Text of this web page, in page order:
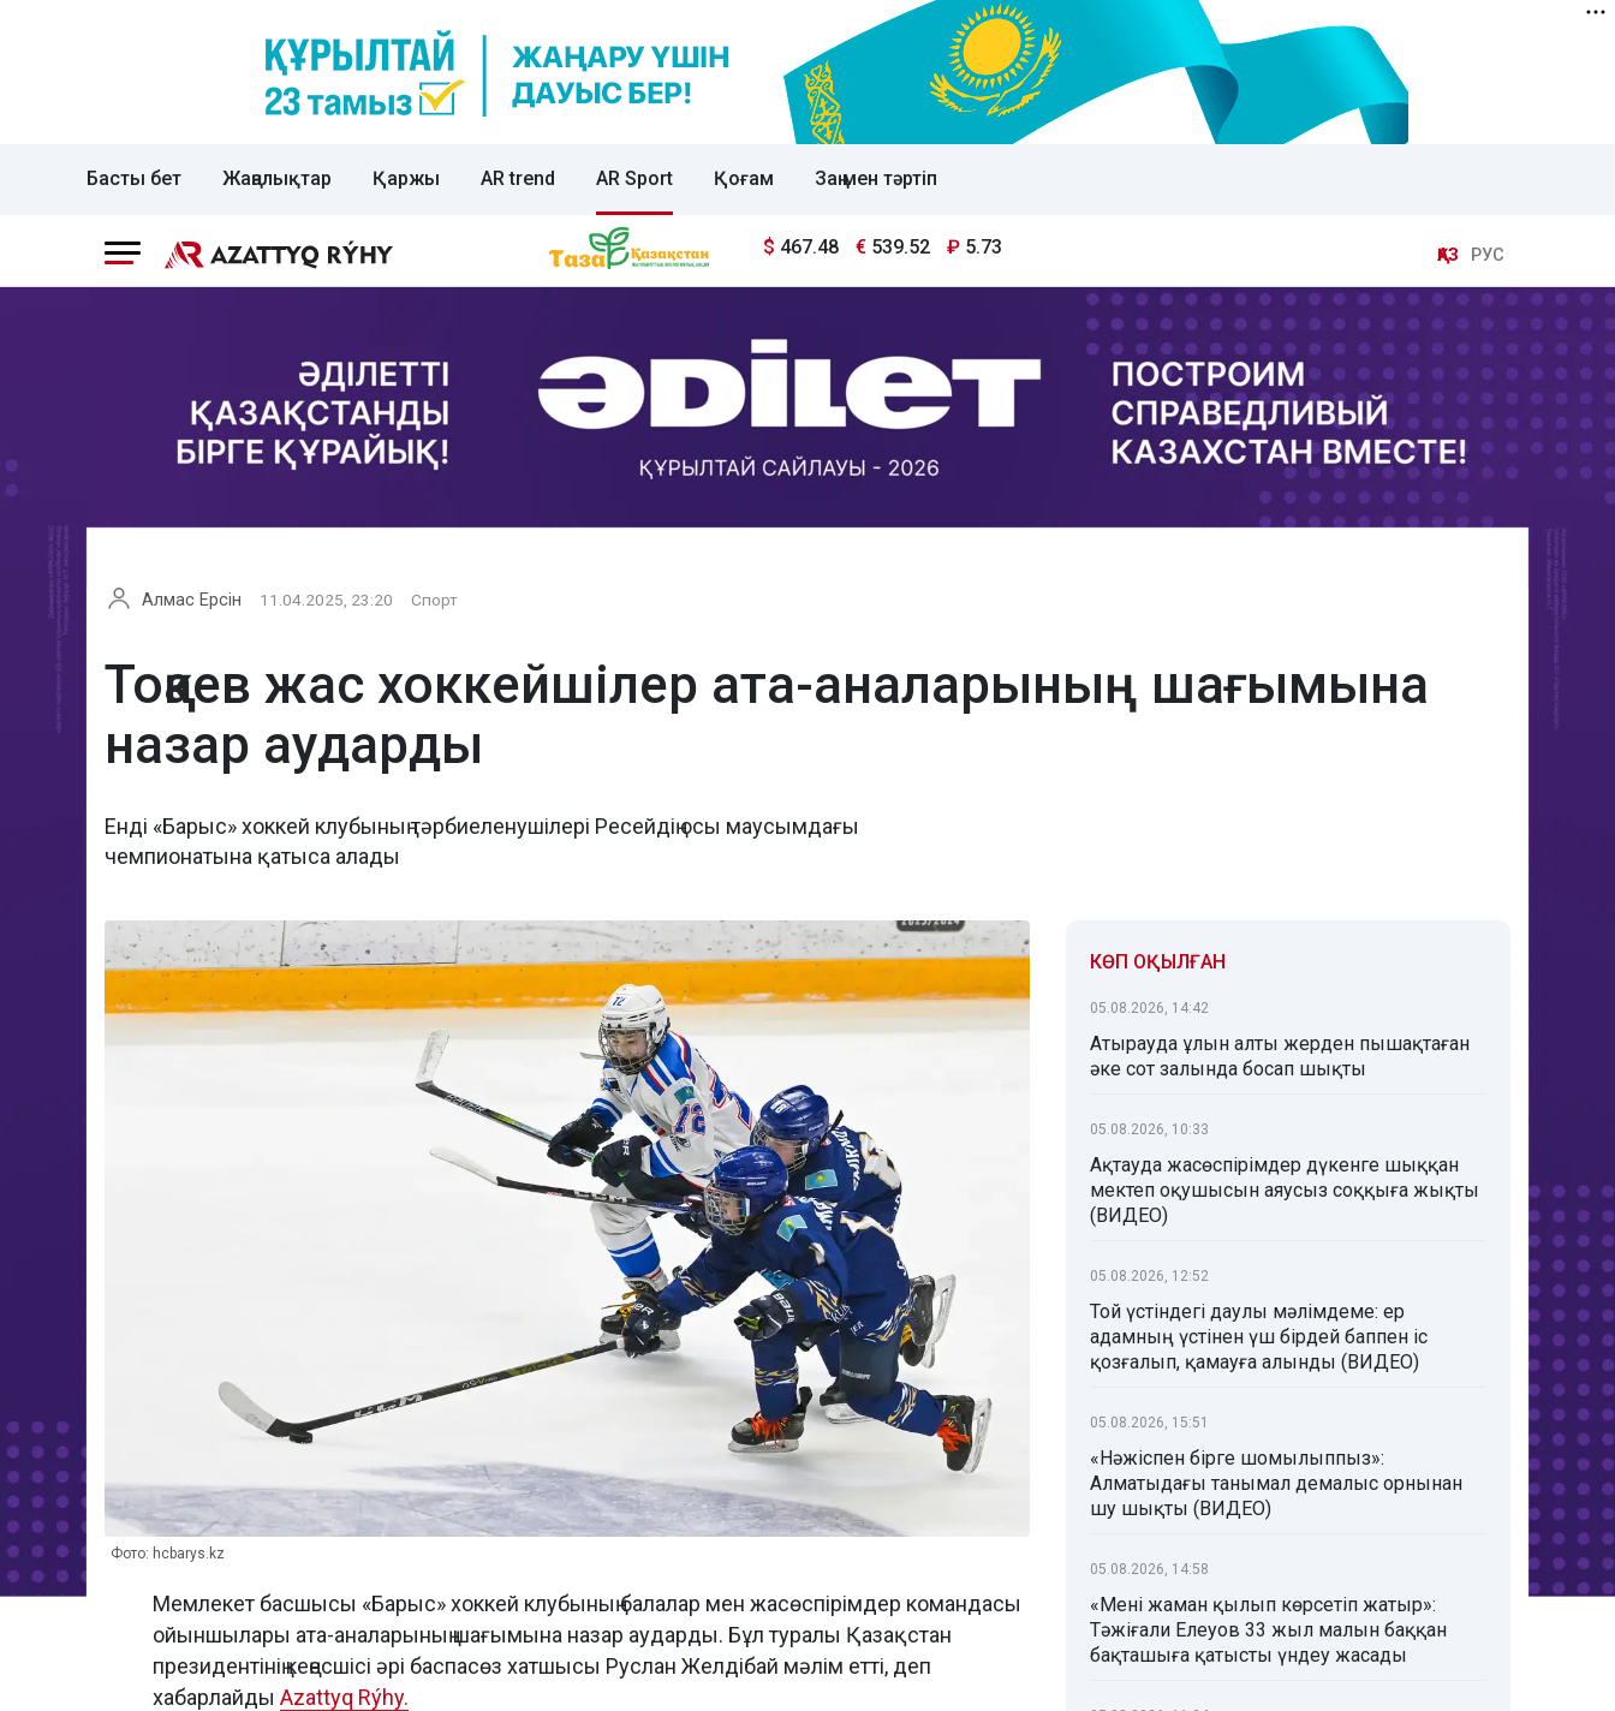
Басты бет Жаңалықтар Қаржы AR trend AR Sport Қоғам Заң мен тәртіп
$ 467.48 € 539.52 ₽ 5.73 ҚАЗ РУС
Алмас Ерсін 11.04.2025, 23:20 Спорт
Тоқаев жас хоккейшілер ата-аналарының шағымына
назар аударды
Енді «Барыс» хоккей клубының тәрбиеленушілері Ресейдің осы маусымдағы
чемпионатына қатыса алады
Фото: hcbarys.kz
Мемлекет басшысы «Барыс» хоккей клубының балалар мен жасөспірімдер командасы
ойыншылары ата-аналарының шағымына назар аударды. Бұл туралы Қазақстан
президентінің кеңесшісі әрі баспасөз хатшысы Руслан Желдібай мәлім етті, деп
хабарлайды Azattyq Rýhy.
КӨП ОҚЫЛҒАН
05.08.2026, 14:42
Атырауда ұлын алты жерден пышақтаған
әке сот залында босап шықты
05.08.2026, 10:33
Ақтауда жасөспірімдер дүкенге шыққан
мектеп оқушысын аяусыз соққыға жықты
(ВИДЕО)
05.08.2026, 12:52
Той үстіндегі даулы мәлімдеме: ер
адамның үстінен үш бірдей баппен іс
қозғалып, қамауға алынды (ВИДЕО)
05.08.2026, 15:51
«Нәжіспен бірге шомылыппыз»:
Алматыдағы танымал демалыс орнынан
шу шықты (ВИДЕО)
05.08.2026, 14:58
«Мені жаман қылып көрсетіп жатыр»:
Тәжіғали Елеуов 33 жыл малын баққан
бақташыға қатысты үндеу жасады